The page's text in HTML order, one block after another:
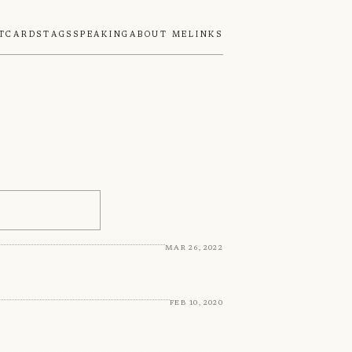
Tags SpeakingAbout MeLinks
Mar 26, 2022
Feb 10, 2020